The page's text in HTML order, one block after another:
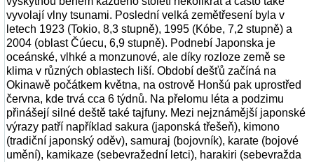
vyvolají vlny tsunami. Poslední velká zemětřesení byla v
letech 1923 (Tokio, 8,3 stupně), 1995 (Kóbe, 7,2 stupně) a
2004 (oblast Čúecu, 6,9 stupně). Podnebí Japonska je
oceánské, vlhké a monzunové, ale díky rozloze země se
klima v různých oblastech liší. Období dešťů začíná na
Okinawě počátkem května, na ostrově Honšú pak uprostřed
června, kde trvá cca 6 týdnů. Na přelomu léta a podzimu
přinášejí silné deště také tajfuny. Mezi nejznámější japonské
výrazy patří například sakura (japonská třešeň), kimono
(tradiční japonský oděv), samuraj (bojovník), karate (bojové
umění), kamikaze (sebevražední letci), harakiri (sebevražda